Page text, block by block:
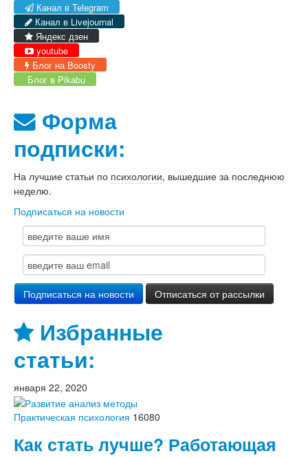
Канал в Telegram
Канал в Livejournal
Яндекс дзен
youtube
Блог на Boosty
Блог в Pikabu
Форма
подписки:
На лучшие статьи по психологии, вышедшие за последнюю
неделю.
Подписаться на новости
Избранные
статьи:
января 22, 2020
Практическая психология 16080
Как стать лучше? Работающая